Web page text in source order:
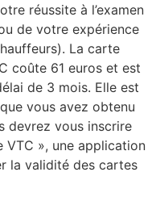
réussite à l’examen
de votre expérience
La carte
coûte 61 euros et est
de 3 mois. Elle est
vous avez obtenu
devrez vous inscrire
VTC », une application
la validité des cartes